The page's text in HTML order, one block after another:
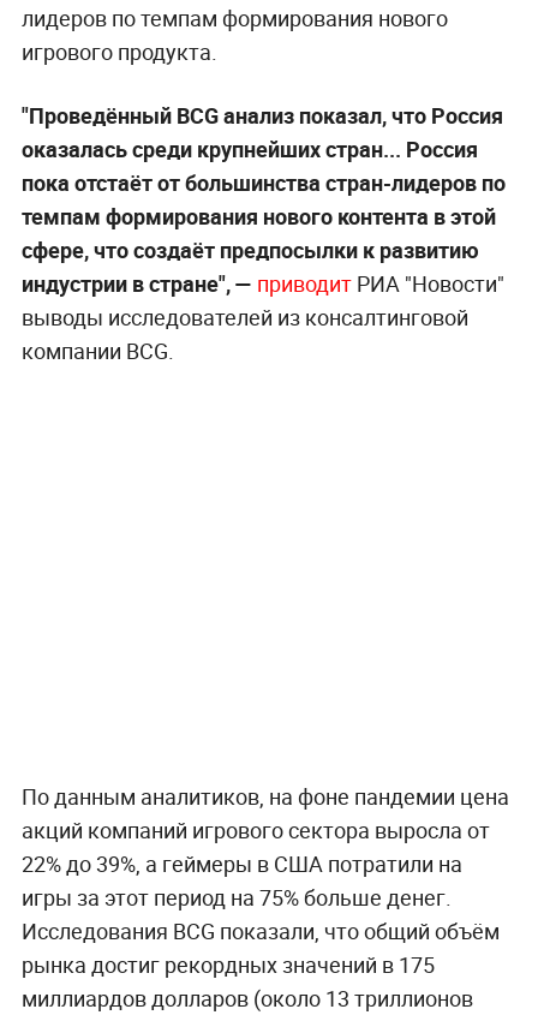
лидеров по темпам формирования нового
игрового продукта.
"Проведённый BCG анализ показал, что Россия
оказалась среди крупнейших стран... Россия
пока отстаёт от большинства стран-лидеров по
темпам формирования нового контента в этой
сфере, что создаёт предпосылки к развитию
индустрии в стране", — приводитРИА "Новости"
выводы исследователей из консалтинговой
компании BCG.
По данным аналитиков, на фоне пандемии цена
акций компаний игрового сектора выросла от
22% до 39%, а геймеры в США потратили на
игры за этот период на 75% больше денег.
Исследования BCG показали, что общий объём
рынка достиг рекордных значений в 175
миллиардов долларов (около 13 триллионов